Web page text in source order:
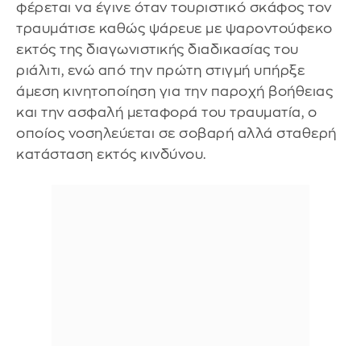
φέρεται να έγινε όταν τουριστικό σκάφος τον
τραυμάτισε καθώς ψάρευε με ψαροντούφεκο
εκτός της διαγωνιστικής διαδικασίας του
ριάλιτι, ενώ από την πρώτη στιγμή υπήρξε
άμεση κινητοποίηση για την παροχή βοήθειας
και την ασφαλή μεταφορά του τραυματία, ο
οποίος νοσηλεύεται σε σοβαρή αλλά σταθερή
κατάσταση εκτός κινδύνου.